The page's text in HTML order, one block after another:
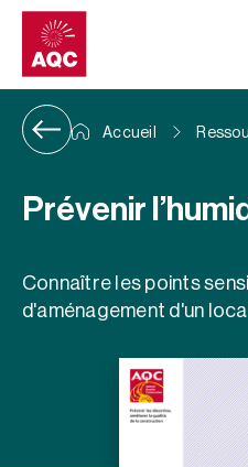
Panneau de gestion des
Accueil
Prévenir
Connaître les points
d'aménagement d'un